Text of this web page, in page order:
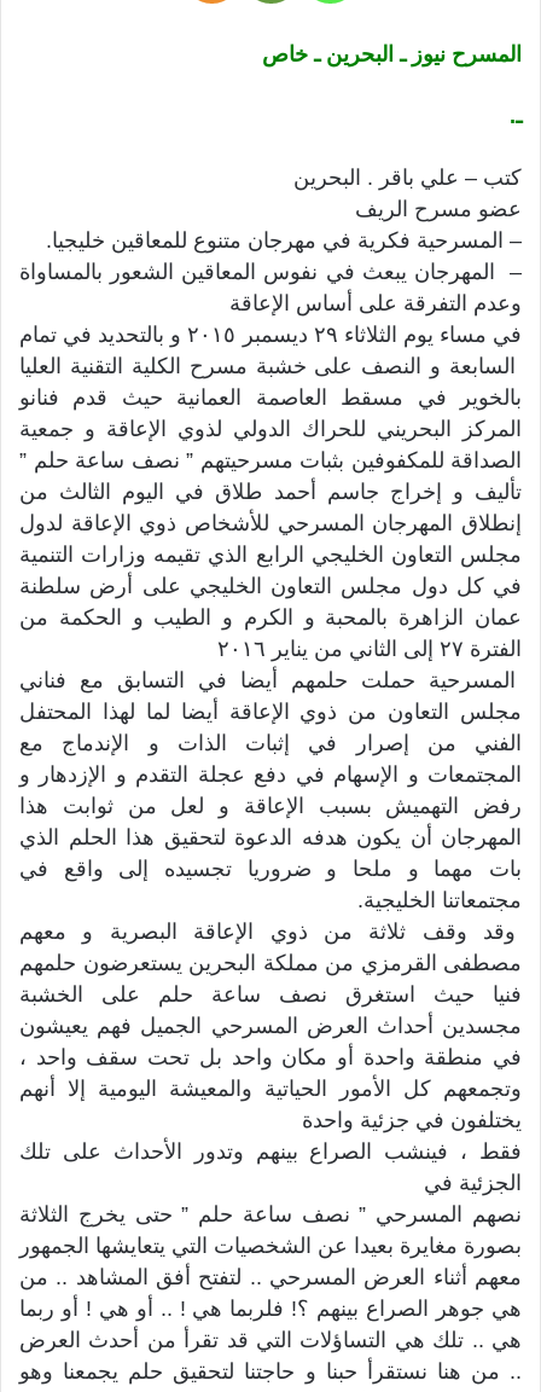
المسرح نيوز ـ البحرين ـ خاص
ـ.
كتب – علي باقر . البحرين
عضو مسرح الريف
– المسرحية فكرية في مهرجان متنوع للمعاقين خليجيا.
– المهرجان يبعث في نفوس المعاقين الشعور بالمساواة
وعدم التفرقة على أساس الإعاقة
في مساء يوم الثلاثاء ٢٩ ديسمبر ٢٠١٥ و بالتحديد في تمام
السابعة و النصف على خشبة مسرح الكلية التقنية العليا
بالخوير في مسقط العاصمة العمانية حيث قدم فنانو
المركز البحريني للحراك الدولي لذوي الإعاقة و جمعية
الصداقة للمكفوفين بثبات مسرحيتهم ” نصف ساعة حلم ”
تأليف و إخراج جاسم أحمد طلاق في اليوم الثالث من
إنطلاق المهرجان المسرحي للأشخاص ذوي الإعاقة لدول
مجلس التعاون الخليجي الرابع الذي تقيمه وزارات التنمية
في كل دول مجلس التعاون الخليجي على أرض سلطنة
عمان الزاهرة بالمحبة و الكرم و الطيب و الحكمة من
الفترة ٢٧ إلى الثاني من يناير ٢٠١٦
المسرحية حملت حلمهم أيضا في التسابق مع فناني
مجلس التعاون من ذوي الإعاقة أيضا لما لهذا المحتفل
الفني من إصرار في إثبات الذات و الإندماج مع
المجتمعات و الإسهام في دفع عجلة التقدم و الإزدهار و
رفض التهميش بسبب الإعاقة و لعل من ثوابت هذا
المهرجان أن يكون هدفه الدعوة لتحقيق هذا الحلم الذي
بات مهما و ملحا و ضروريا تجسيده إلى واقع في
مجتمعاتنا الخليجية.
وقد وقف ثلاثة من ذوي الإعاقة البصرية و معهم
مصطفى القرمزي من مملكة البحرين يستعرضون حلمهم
فنيا حيث استغرق نصف ساعة حلم على الخشبة
مجسدين أحداث العرض المسرحي الجميل فهم يعيشون
في منطقة واحدة أو مكان واحد بل تحت سقف واحد ،
وتجمعهم كل الأمور الحياتية والمعيشة اليومية إلا أنهم
يختلفون في جزئية واحدة
فقط ، فينشب الصراع بينهم وتدور الأحداث على تلك
الجزئية في
نصهم المسرحي ” نصف ساعة حلم ” حتى يخرج الثلاثة
بصورة مغايرة بعيدا عن الشخصيات التي يتعايشها الجمهور
معهم أثناء العرض المسرحي .. لتفتح أفق المشاهد .. من
هي جوهر الصراع بينهم ؟! فلربما هي ! .. أو هي ! أو ربما
هي .. تلك هي التساؤلات التي قد تقرأ من أحدث العرض
.. من هنا نستقرأ حبنا و حاجتنا لتحقيق حلم يجمعنا وهو